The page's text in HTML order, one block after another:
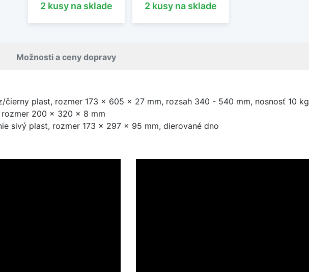
2 kusy na sklade 2 kusy na sklade
Možnosti a ceny dopravy
plast, rozmer 173 × 605 × 27 mm, rozsah 340 - 540 mm, nosnosť 10 kg
200 × 320 × 8 mm
sivý plast, rozmer 173 × 297 × 95 mm, dierované dno